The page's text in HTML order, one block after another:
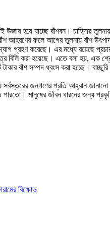
উজার হয়ে যাচ্ছে বাঁশবন। চাহিদার
বাঁশ আহরণের ফলে আগের তুলনায় বাঁশ উৎ
গ্রহণ করেছে। এর মধ্যে রয়েছে
বিলি করা হয়েছে। এতে বলা হয়, এক
বাঁশ সম্পদ ধ্বংস করা হচ্ছে।
সর্বস্তরের জনগণের প্রতি আহ্বান
মানুষের জীবন ধারনের জন্য
বিক্ষোভ